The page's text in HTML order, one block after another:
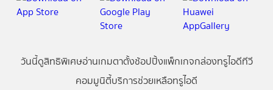
วันนี้ดูสิทธิพิเศษอ่านเกมตาตั้งช้อปปิ้งแพ็กเกจกล่องทรูไอดีทีวี
คอมมูนิตี้บริการช่วยเหลือทรูไอดี